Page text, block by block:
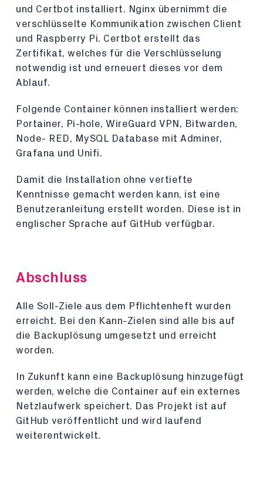
und Certbot installiert. Nginx übernimmt die
verschlüsselte Kommunikation zwischen Client
und Raspberry Pi. Certbot erstellt das
Zertifikat, welches für die Verschlüsselung
notwendig ist und erneuert dieses vor dem
Ablauf.
Folgende Container können installiert werden:
Portainer, Pi-hole, WireGuard VPN, Bitwarden,
Node- RED, MySQL Database mit Adminer,
Grafana und Unifi.
Damit die Installation ohne vertiefte
Kenntnisse gemacht werden kann, ist eine
Benutzeranleitung erstellt worden. Diese ist in
englischer Sprache auf GitHub verfügbar.
Abschluss
Alle Soll-Ziele aus dem Pflichtenheft wurden
erreicht. Bei den Kann-Zielen sind alle bis auf
die Backuplösung umgesetzt und erreicht
worden.
In Zukunft kann eine Backuplösung hinzugefügt
werden, welche die Container auf ein externes
Netzlaufwerk speichert. Das Projekt ist auf
GitHub veröffentlicht und wird laufend
weiterentwickelt.